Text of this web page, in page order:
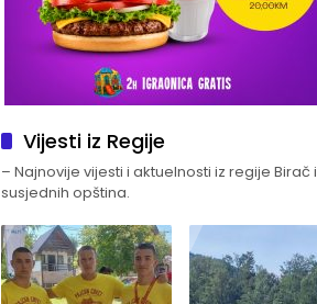
Vijesti iz Regije
– Najnovije vijesti i aktuelnosti iz regije Birač i
susjednih opština.